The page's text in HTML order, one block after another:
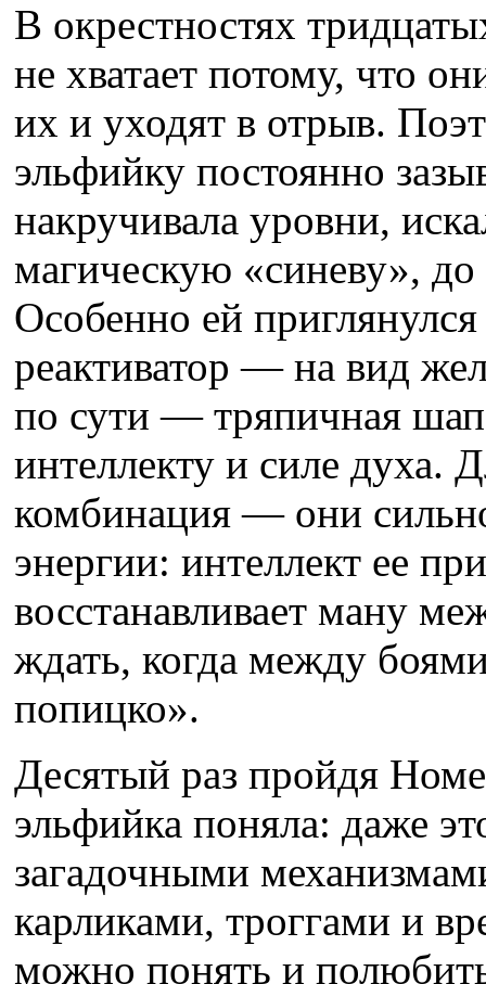
В окрестностях
не хватает потому, что
их и уходят в отрыв.
эльфийку постоянно
накручивала уровни,
магическую «синеву», до
Особенно ей
реактиватор — на вид
по сути — тряпичная
интеллекту и силе духа.
комбинация — они
энергии: интеллект ее
восстанавливает ману
ждать, когда между
попицко».
Десятый раз пройдя
эльфийка поняла: даже
загадочными
карликами, троггами и
можно понять и